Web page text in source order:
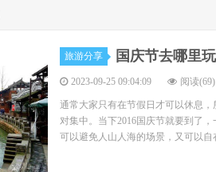
旅游分享 国庆节去哪里
2023-09-25 09:04:09 阅读(69)
通常大家只有在节假日才可以休息
对集中。当下2016国庆节就要到了
可以避免人山人海的场景，又可以